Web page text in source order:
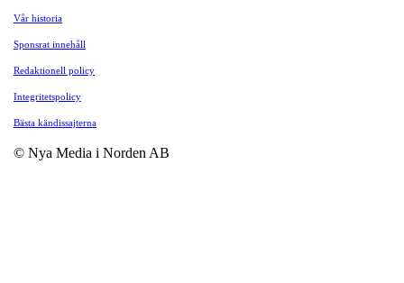
Vår historia
Sponsrat innehåll
Redaktionell policy
Integritetspolicy
Bästa kändissajterna
© Nya Media i Norden AB